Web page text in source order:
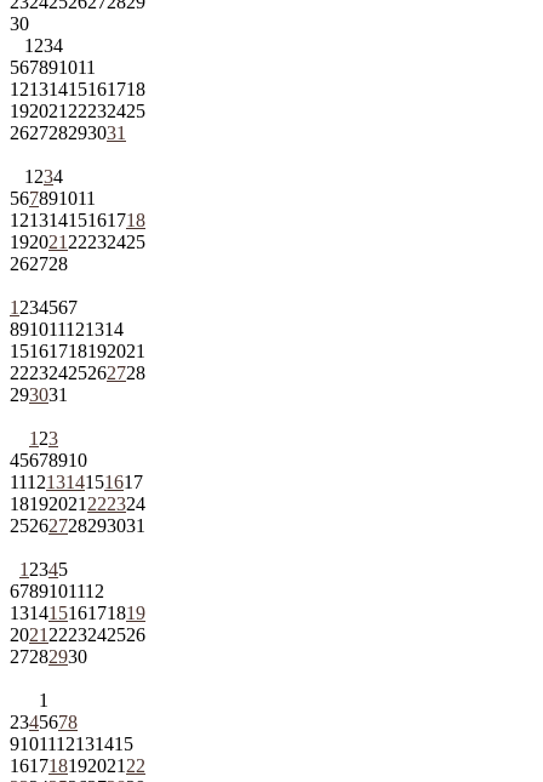
30
1 234
567891011
12131415161718
192021 22232425
262728293031
1 234
567891011
12131415161718
192021 22232425
262728
1 234567
891011121314
15161718192021
22232425262728
293031
1 23
45678910
11121314151617
18192021 222324
25262728293031
1 2345
6789101112
13141516171819
2021 2223242526
27282930
1
2345678
9101112131415
161718192021 22